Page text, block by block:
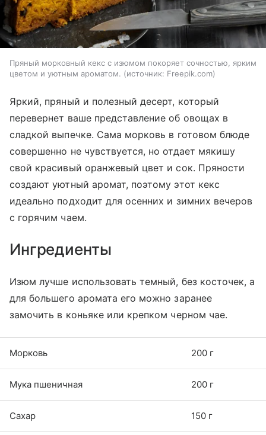
Пряный морковный кекс с изюмом покоряет сочностью, ярким
цветом и уютным ароматом.
источник: Freepik.com
Яркий, пряный и полезный десерт, который
перевернет ваше представление об овощах в
сладкой выпечке. Сама морковь в готовом блюде
совершенно не чувствуется, но отдает мякишу
свой красивый оранжевый цвет и сок. Пряности
создают уютный аромат, поэтому этот кекс
идеально подходит для осенних и зимних вечеров
с горячим чаем.
Ингредиенты
Изюм лучше использовать темный, без косточек, а
для большего аромата его можно заранее
замочить в коньяке или крепком черном чае.
Морковь 200 г
Мука пшеничная 200 г
Сахар 150 г